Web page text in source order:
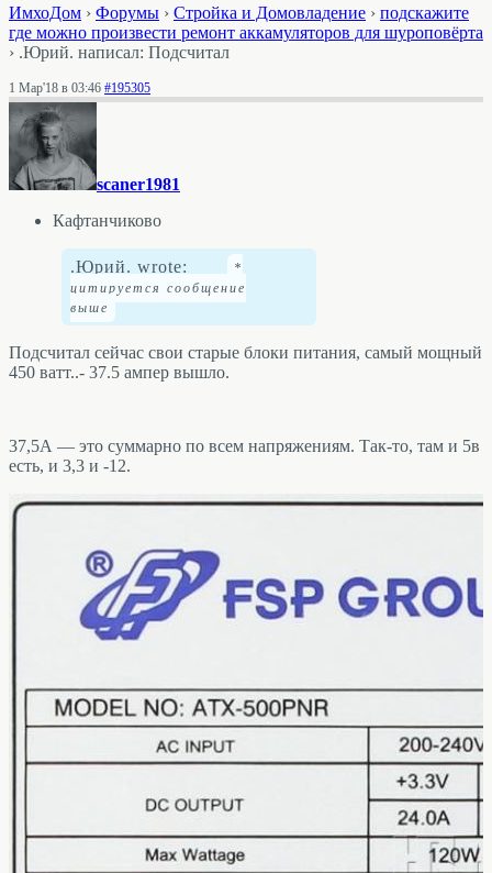
ИмхоДом › Форумы › Стройка и Домовладение › подскажите
где можно произвести ремонт аккамуляторов для шуроповёрта
› .Юрий. написал: Подсчитал
1 Мар'18 в 03:46 #195305
scaner1981
Кафтанчиково
.Юрий. wrote:
Подсчитал сейчас свои старые блоки питания, самый мощный
450 ватт..- 37.5 ампер вышло.
37,5А — это суммарно по всем напряжениям. Так-то, там и 5в
есть, и 3,3 и -12.